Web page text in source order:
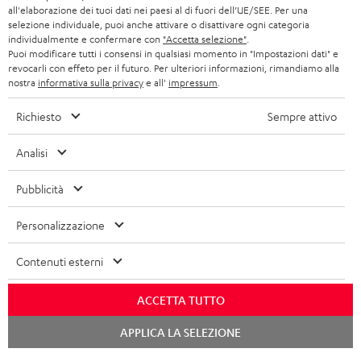
ALTOPARLANTE
ULTIMA
NEGOZI
VANTAGGI TEUFEL
LA NOSTRA STORIA
MANAGEMENT
SOSTENIBILITÀ
I NOSTRI VALORI
ACCESSIBILITÀ
BELGIO
FRANCIA
SPAGNA
ITALIA
USA
ALTRI PAESI
errori di battitura e omissioni. Gli accessori mostrati nelle nostre foto non sono
inclusi nella consegna. Eventuali costi di smaltimento delle batterie sono inclusi
nel prezzo.
©2026 Lautsprecher Teufel GmbH - Tutti i diritti riservati.
Termini e condizioni generali
Protezione dei dati personali
Impostazioni privacy
EU Data Act recedere dal contratto qui
all'elaborazione dei tuoi dati nei paesi al di fuori dell’UE/SEE. Per una
selezione individuale, puoi anche attivare o disattivare ogni categoria
individualmente e confermare con "Accetta selezione"
Puoi modificare tutti i consensi in qualsiasi momento in "Impostazioni dati" e
revocarli con effeto per il futuro. Per ulteriori informazioni, rimandiamo alla
nostra informativa sulla privacye all' impressum
Richiesto Sempre attivo
Analisi
Pubblicità
Personalizzazione
Contenuti esterni
ACCETTA TUTTO
APPLICA LA SELEZIONE